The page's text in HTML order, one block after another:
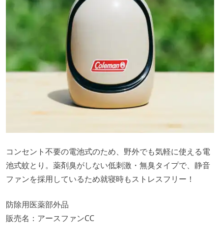
コンセント不要の電池式のため、野外でも気軽に使える電
池式蚊とり。薬剤臭がしない低刺激・無臭タイプで、静音
ファンを採用しているため就寝時もストレスフリー！
防除用医薬部外品
販売名：アースファンCC